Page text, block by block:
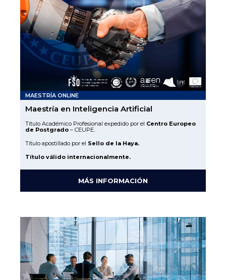
MAESTRÍA ONLINE
Maestría en Inteligencia Artificial
Título Académico Profesional expedido por el Centro Europeo
de Postgrado – CEUPE.
Título apostillado por el Sello de la Haya.
Título válido internacionalmente.
MÁS INFORMACIÓN